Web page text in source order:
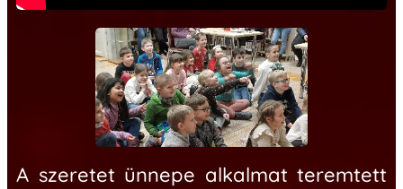
A szeretet ünnepe alkalmat teremtett